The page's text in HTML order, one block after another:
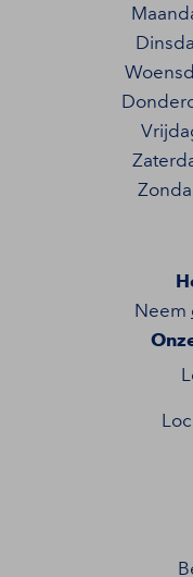
Neem